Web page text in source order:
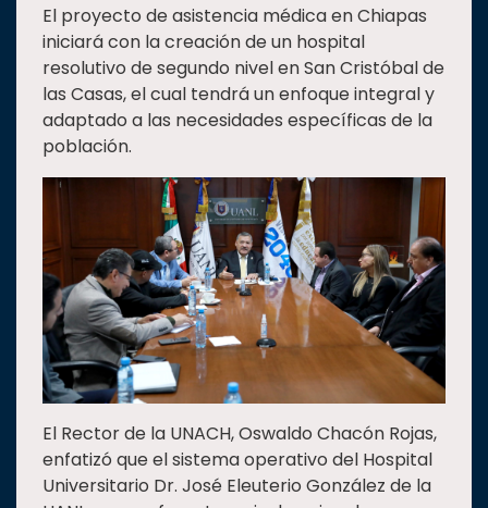
El proyecto de asistencia médica en Chiapas
iniciará con la creación de un hospital
resolutivo de segundo nivel en San Cristóbal de
las Casas, el cual tendrá un enfoque integral y
adaptado a las necesidades específicas de la
población.
El Rector de la UNACH, Oswaldo Chacón Rojas,
enfatizó que el sistema operativo del Hospital
Universitario Dr. José Eleuterio González de la